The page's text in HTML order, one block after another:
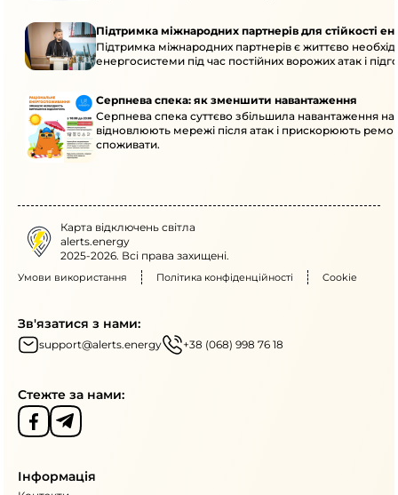
Підтримка міжнародних партнерів для стійкості
Підтримка міжнародних партнерів є життєво
енергосистеми під час постійних ворожих атак і
Серпнева спека: як зменшити навантаження
Серпнева спека суттєво збільшила навантаження
відновлюють мережі після атак і прискорюють
споживати.
Карта відключень світла
alerts.energy
2025-2026. Всі права захищені.
Умови використання Політика конфіденційності Cookie
Зв'язатися з нами:
support@alerts.energy +38 (068) 998 76 18
Стежте за нами:
Інформація